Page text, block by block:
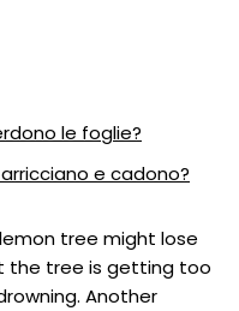
le foglie?
e cadono?
tree might lose
the tree is getting too
Another